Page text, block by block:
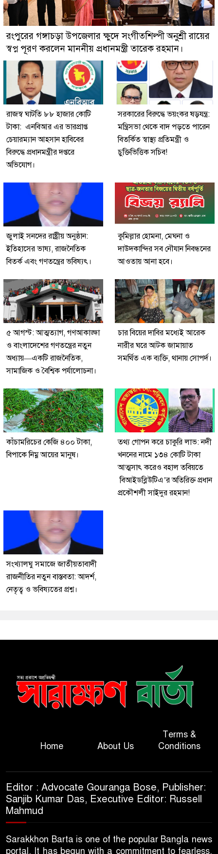
রংপুরের গঙ্গাচড়া উপজেলার ক্ষুদে সংগীতশিল্পী অনুশ্রী রায়ের
স্বপ্ন পূরণ করলেন মাননীয় প্রধানমন্ত্রী তারেক রহমান।
রাজস্ব ঘাটতি ৮৮ হাজার কোটি
টাকা: এনবিআর এর ভারপ্রাপ্ত
চেয়ারম্যান আহসান হাবিবের
বিরুদ্ধে প্রধানমন্ত্রীর দপ্তরে
অভিযোগ।
সরকারের বিরুদ্ধে ভয়ংকর ষড়যন্ত্র:
মন্ত্রিসভা থেকে বাদ পড়তে পারেন
বিতর্কিত স্বাস্থ্য প্রতিমন্ত্রী ও
চুক্তিভিত্তিক সচিব!
জুলাই সনদের রাষ্ট্রীয় অনুষ্ঠান:
ইতিহাসের ভাষ্য, রাজনৈতিক
বিতর্ক এবং গণতন্ত্রের ভবিষ্যৎ।
কুমিল্লার হোমনা, মেঘনা ও
দাউদকান্দির সব নৌযান নিবন্ধনের
আওতায় আনা হবে।
৫ আগস্ট: আত্মত্যাগ, গণআকাঙ্ক্ষা
ও বাংলাদেশের গণতন্ত্রের নতুন
অধ্যায়—একটি রাজনৈতিক,
সামাজিক ও বৈশ্বিক পর্যালোচনা।
চার বিয়ের দাবির মধ্যেই আরেক
নারীর ঘরে আটক জামায়াত
সমর্থিত এক ব্যক্তি, থানায় সোপর্দ।
কাঁচামরিচের কেজি ৪০০ টাকা,
বিপাকে নিম্ন আয়ের মানুষ।
তথ্য গোপন করে চাকুরি লাভ: নদী
খননের নামে ১৩৪ কোটি টাকা
আত্মসাৎ করেও বহাল তবিয়তে
বিআইডব্লিউটিএ’র অতিরিক্ত প্রধান
প্রকৌশলী সাইদুর রহমান!
সংখ্যালঘু সমাজে জাতীয়তাবাদী
রাজনীতির নতুন বাস্তবতা: আদর্শ,
নেতৃত্ব ও ভবিষ্যতের প্রশ্ন।
Home About Us
Terms &
Conditions
Editor : Advocate Gouranga Bose, Publisher:
Sanjib Kumar Das, Executive Editor: Russell
Mahmud
Sarakkhon Barta is one of the popular Bangla news
portal. It has begun with a commitment to fearless,